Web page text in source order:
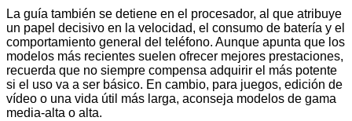
La guía también se detiene en el procesador, al que atribuye
un papel decisivo en la velocidad, el consumo de batería y el
comportamiento general del teléfono. Aunque apunta que los
modelos más recientes suelen ofrecer mejores prestaciones,
recuerda que no siempre compensa adquirir el más potente
si el uso va a ser básico. En cambio, para juegos, edición de
vídeo o una vida útil más larga, aconseja modelos de gama
media-alta o alta.